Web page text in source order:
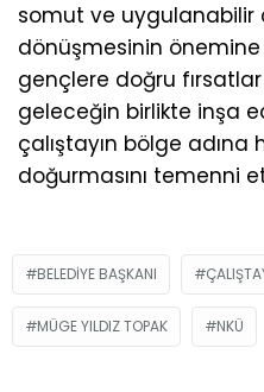
somut ve uygulanabilir
dönüşmesinin
gençlere doğru
geleceğin birlikte inşa
çalıştayın bölge adına
doğurmasını temenni
BELEDIYE BAŞKANI
MÜGE YILDIZ TOPAK NKÜ